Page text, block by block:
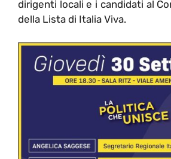
dirigenti locali e i candidati al
della Lista di Italia Viva.